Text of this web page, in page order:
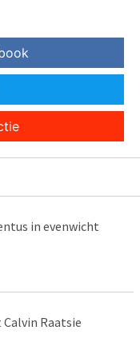
in evenwicht
Raatsie